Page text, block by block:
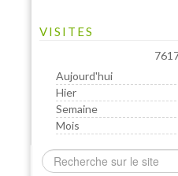
VISITES
Aujourd'hui
Hier
Semaine
Mois